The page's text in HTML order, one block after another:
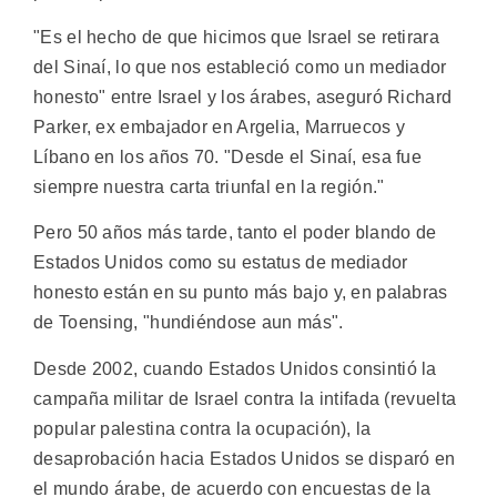
"Es el hecho de que hicimos que Israel se retirara
del Sinaí, lo que nos estableció como un mediador
honesto" entre Israel y los árabes, aseguró Richard
Parker, ex embajador en Argelia, Marruecos y
Líbano en los años 70. "Desde el Sinaí, esa fue
siempre nuestra carta triunfal en la región."
Pero 50 años más tarde, tanto el poder blando de
Estados Unidos como su estatus de mediador
honesto están en su punto más bajo y, en palabras
de Toensing, "hundiéndose aun más".
Desde 2002, cuando Estados Unidos consintió la
campaña militar de Israel contra la intifada (revuelta
popular palestina contra la ocupación), la
desaprobación hacia Estados Unidos se disparó en
el mundo árabe, de acuerdo con encuestas de la